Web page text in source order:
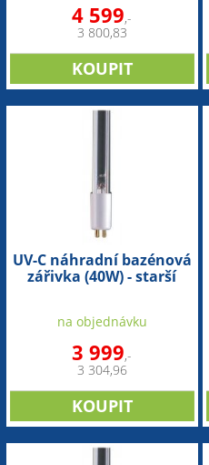
4 599,-
3 800,83
UV-C náhradní bazénová
zářivka (40W) - starší
na objednávku
3 999,-
3 304,96